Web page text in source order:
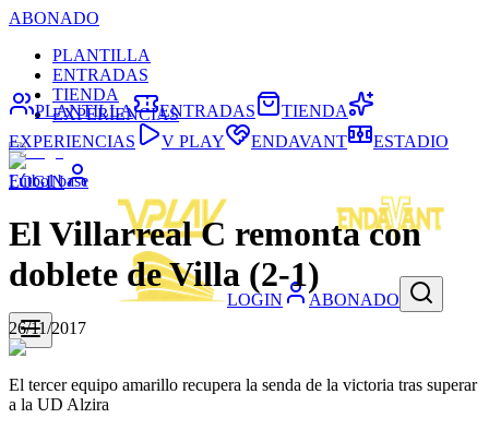
ABONADO
PLANTILLA
ENTRADAS
TIENDA
EXPERIENCIAS
LOGIN
LOGIN ABONADO
PLANTILLA ENTRADAS
TIENDA
EXPERIENCIAS
V PLAY ENDAVANT ESTADIO
Fútbol base
El Villarreal C remonta con
doblete de Villa (2-1)
26/11/2017
El tercer equipo amarillo recupera la senda de la victoria tras superar
a la UD Alzira